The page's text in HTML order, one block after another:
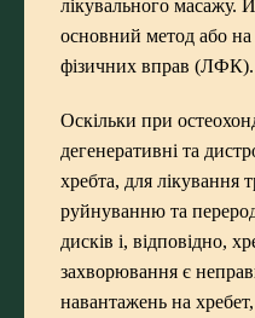
лікувального масажу.
основний метод або
фізичних вправ (ЛФК).
Оскільки при
дегенеративні та
хребта, для лікування
руйнуванню та
дисків і, відповідно,
захворювання є
навантажень на